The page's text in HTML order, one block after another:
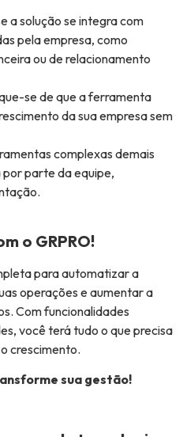
a solução se integra com
pela empresa, como
ou de relacionamento
se de que a ferramenta
da sua empresa sem
complexas demais
parte da equipe,
o GRPRO!
para automatizar a
operações e aumentar a
Com funcionalidades
você terá tudo o que precisa
crescimento.
sua gestão!